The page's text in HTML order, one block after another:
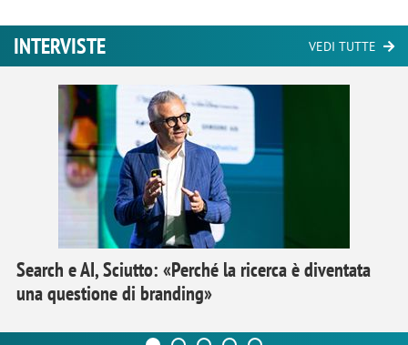
INTERVISTE VEDI TUTTE
Search e AI, Sciutto: «Perché la ricerca è diventata
una questione di branding»